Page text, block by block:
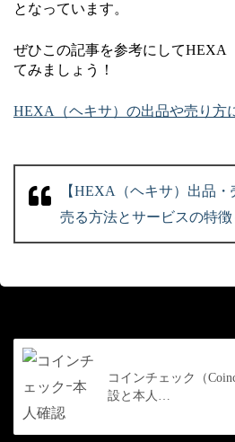
となっています。
ぜひこの記事を参考にしてHEXA
てみましょう！
HEXA（ヘキサ）の出品や売り方
【HEXA（ヘキサ）出品
売る方法とサービスの特徴
コインチェック（
設と本人…